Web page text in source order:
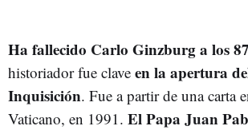
Ha fallecido Carlo Ginzburg a los
historiador fue clave en la apertura
Inquisición. Fue a partir de una carta
Vaticano, en 1991. El Papa Juan